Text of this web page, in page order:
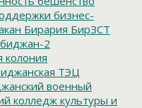
бизнес-
Бирария БирЗСТ
2
колония
ТЭЦ
военный
колледж культуры и